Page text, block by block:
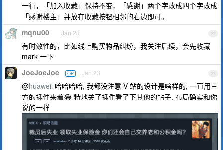
一行，「加入收藏」保持不变，「感谢」两个字改成四个字改成
「感谢楼主」并放在收藏按钮相邻的右边即可。
22
mqnu00 Jan 23
有时效性的，比如线上购买物品纠纷，我关注后续，会先收藏
mark 一下
23
JoeJoeJoe OP Jan 23
@huaweii 哈哈哈哈, 我都没注意 V 站的设计是啥样的, 一直用三
方的插件来着😂 特地关了插件看了下其他的帖子, 布局确实和你
说的一样